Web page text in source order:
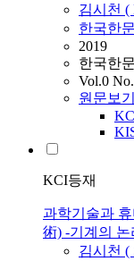
김시천 (
한국한
2019
한국한
Vol.0
원문보기
KCI등재
과학기술과
術) -기계의
김시천 (